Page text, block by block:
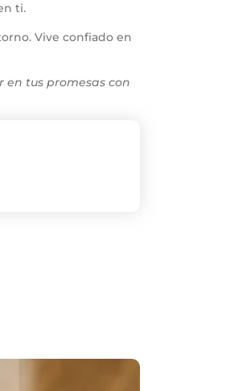
ti.
Vive confiado en
en tus promesas con